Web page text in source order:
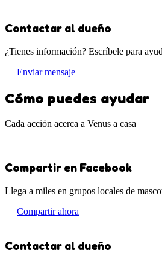
Contactar al dueño
¿Tienes información? Escríbele para
Enviar mensaje
Cómo puedes ayudar
Cada acción acerca a Venus a casa
Compartir en Facebook
Llega a miles en grupos locales de
Compartir ahora
Contactar al dueño